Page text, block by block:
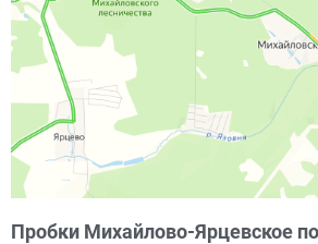
Пробки Михайлово-Ярцевское